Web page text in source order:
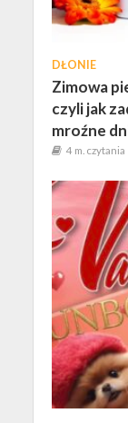
DŁONIE
Zimowa
czyli jak
mroźne
4 m. czytania